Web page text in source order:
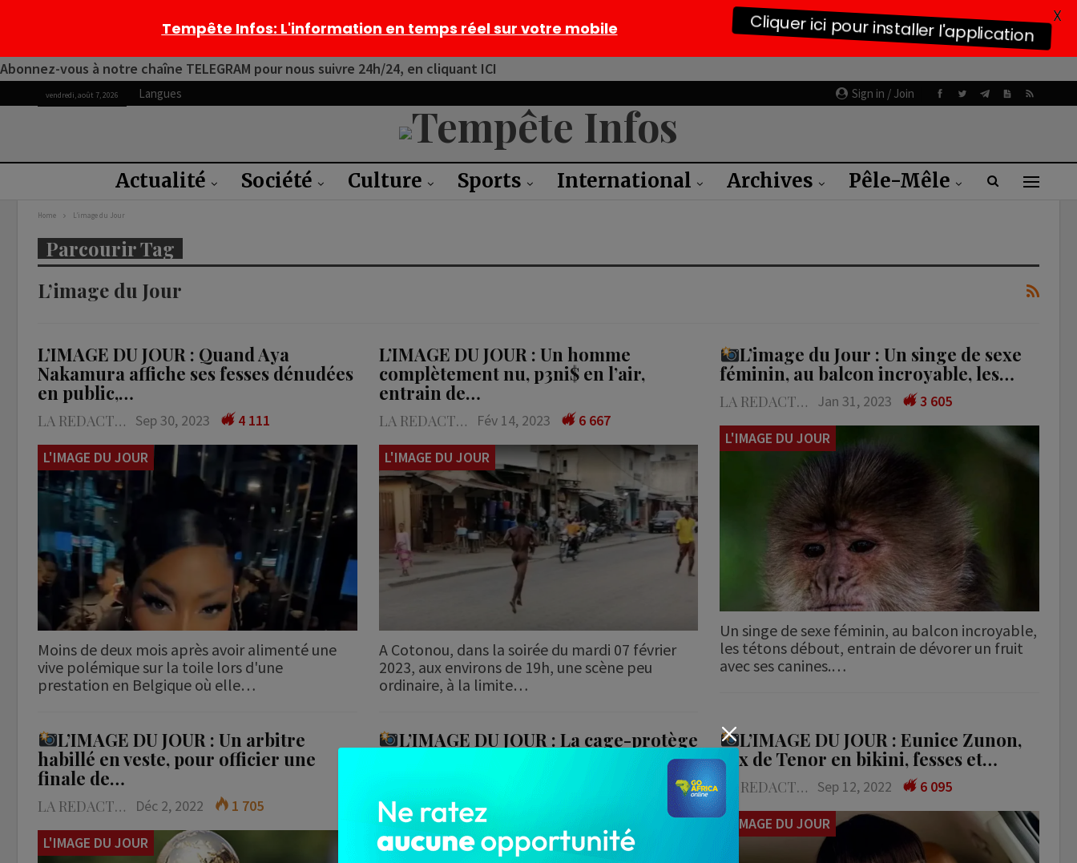
Abonnez-vous à notre chaîne TELEGRAM pour nous suivre 24h/24, en cliquant ICI
Sign in / Join
vendredi, août 7, 2026 Langues
Actualité Société Culture Sports International Archives Pêle-Mêle
Home L’image du Jour
Parcourir Tag
L’image du Jour
L’IMAGE DU JOUR : Quand Aya
Nakamura affiche ses fesses dénudées
en public,…
LA REDACTION Sep 30, 2023
4 111
L'IMAGE DU JOUR
Moins de deux mois après avoir alimenté une
vive polémique sur la toile lors d'une
prestation en Belgique où elle…
L’IMAGE DU JOUR : Un homme
complètement nu, p3ni$ en l’air,
entrain de…
LA REDACTION Fév 14, 2023
6 667
L'IMAGE DU JOUR
A Cotonou, dans la soirée du mardi 07 février
2023, aux environs de 19h, une scène peu
ordinaire, à la limite…
L’image du Jour : Un singe de sexe
féminin, au balcon incroyable, les…
LA REDACTION Jan 31, 2023
3 605
L'IMAGE DU JOUR
Un singe de sexe féminin, au balcon incroyable,
les tétons débout, entrain de dévorer un fruit
avec ses canines.…
L’IMAGE DU JOUR : Un arbitre
habillé en veste, pour officier une
finale de…
LA REDACTION Déc 2, 2022
1 705
L'IMAGE DU JOUR
L’IMAGE DU JOUR : La cage-protège
LA REDACTION Oct 20, 2022
L'IMAGE DU JOUR
L’IMAGE DU JOUR : Eunice Zunon,
l’ex de Tenor en bikini, fesses et…
LA REDACTION Sep 12, 2022
6 095
L'IMAGE DU JOUR
Tempête Infos: L'information en temps réel sur votre mobile Cliquer ici pour installer l'application
X